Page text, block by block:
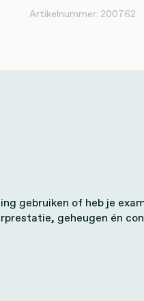
Artikelnummer: 200762
gebruiken of heb je
geheugen én